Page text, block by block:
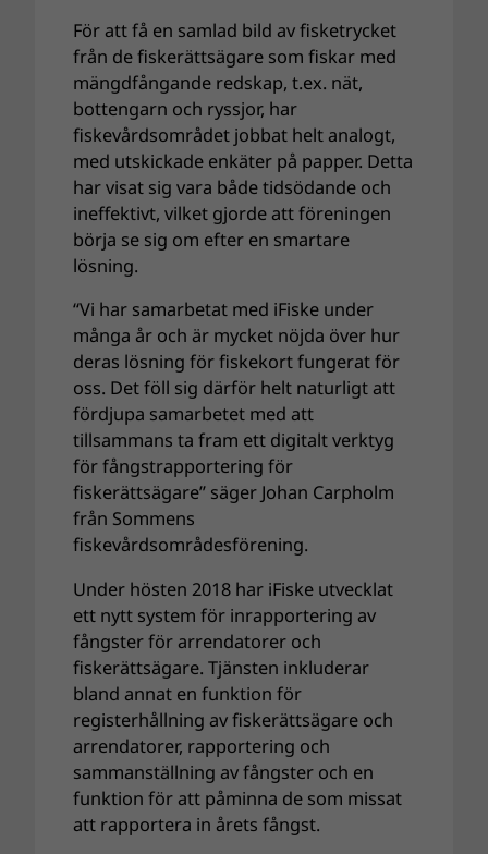
För att få en samlad bild av fisketrycket
från de fiskerättsägare som fiskar med
mängdfångande redskap, t.ex. nät,
bottengarn och ryssjor, har
fiskevårdsområdet jobbat helt analogt,
med utskickade enkäter på papper. Detta
har visat sig vara både tidsödande och
ineffektivt, vilket gjorde att föreningen
börja se sig om efter en smartare
lösning.
“Vi har samarbetat med iFiske under
många år och är mycket nöjda över hur
deras lösning för fiskekort fungerat för
oss. Det föll sig därför helt naturligt att
fördjupa samarbetet med att
tillsammans ta fram ett digitalt verktyg
för fångstrapportering för
fiskerättsägare” säger Johan Carpholm
från Sommens
fiskevårdsområdesförening.
Under hösten 2018 har iFiske utvecklat
ett nytt system för inrapportering av
fångster för arrendatorer och
fiskerättsägare. Tjänsten inkluderar
bland annat en funktion för
registerhållning av fiskerättsägare och
arrendatorer, rapportering och
sammanställning av fångster och en
funktion för att påminna de som missat
att rapportera in årets fångst.